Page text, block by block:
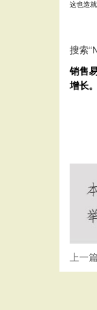
这也造
搜索
销售
增长。
上一